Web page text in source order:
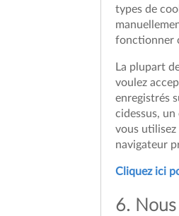
types de
fonctionner
La plupart
voulez
enregistrés
cidessus,
vous utilisez
navigateur
Cliquez ici
6.